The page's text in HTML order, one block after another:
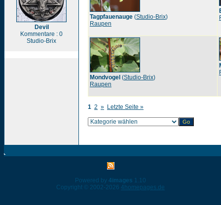
Devil
Kommentare : 0
Studio-Brix
Tagpfauenauge (Studio-Brix)
Raupen
Mondvogel (Studio-Brix)
Raupen
1 2 » Letzte Seite »
Powered by 4images 1.10
Copyright © 2002-2026 4homepages.de